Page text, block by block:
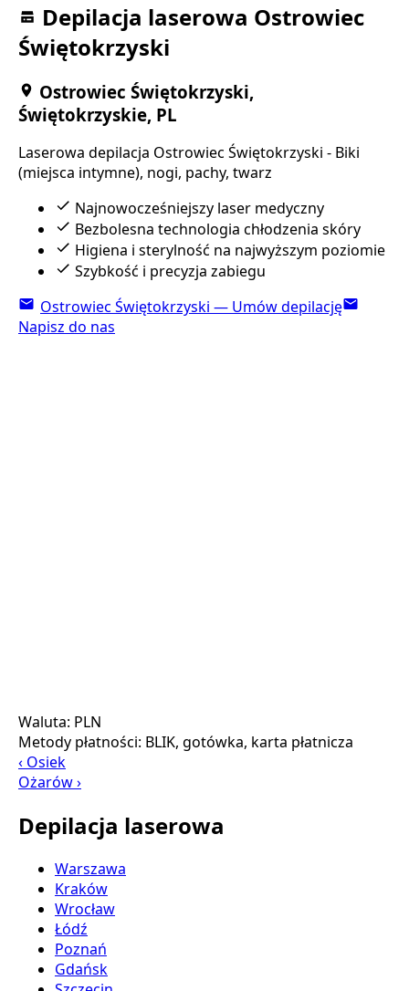
Depilacja laserowa Ostrowiec
Świętokrzyski
Ostrowiec Świętokrzyski,
Świętokrzyskie, PL
Laserowa depilacja Ostrowiec Świętokrzyski - Biki
(miejsca intymne), nogi, pachy, twarz
Najnowocześniejszy laser medyczny
Bezbolesna technologia chłodzenia skóry
Higiena i sterylność na najwyższym poziomie
Szybkość i precyzja zabiegu
Ostrowiec Świętokrzyski — Umów depilację
Napisz do nas
Waluta: PLN
Metody płatności: BLIK, gotówka, karta płatnicza
‹ Osiek
Ożarów ›
Depilacja laserowa
Warszawa
Kraków
Wrocław
Łódź
Poznań
Gdańsk